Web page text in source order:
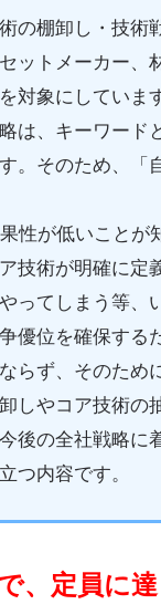
の棚卸し・技
ットメーカー
対象にしていま
は、キーワー
。そのため、
性が低いこと
技術が明確に
ってしまう等、
優位を確保す
らず、そのた
しやコア技術
後の全社戦略
つ内容です。
、定員に